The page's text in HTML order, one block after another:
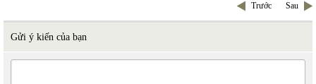
Trước Sau
Gửi ý kiến của bạn